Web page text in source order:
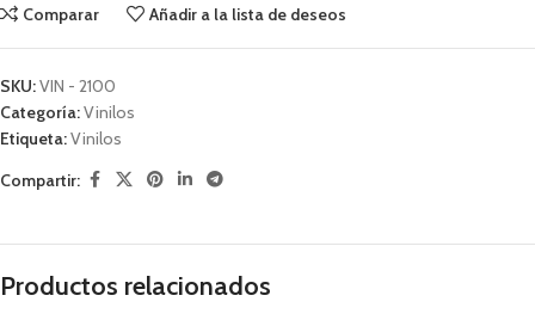
Comparar
Añadir a la lista de deseos
SKU:VIN - 2100
Categoría:Vinilos
Etiqueta:Vinilos
Compartir:
Productos relacionados